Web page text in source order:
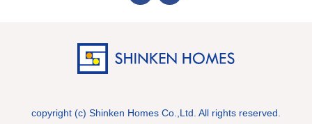
copyright (c) Shinken Homes Co.,Ltd. All rights reserved.